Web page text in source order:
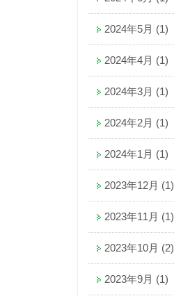
2024年5月 (1)
2024年4月 (1)
2024年3月 (1)
2024年2月 (1)
2024年1月 (1)
2023年12月 (1)
2023年11月 (1)
2023年10月 (2)
2023年9月 (1)